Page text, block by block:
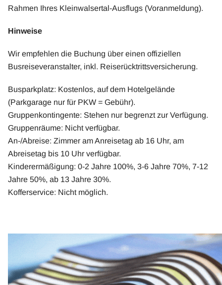
Rahmen Ihres Kleinwalsertal-Ausflugs (Voranmeldung).
Hinweise
Wir empfehlen die Buchung über einen offiziellen
Busreiseveranstalter, inkl. Reiserücktrittsversicherung.
Busparkplatz: Kostenlos, auf dem Hotelgelände
(Parkgarage nur für PKW = Gebühr).
Gruppenkontingente: Stehen nur begrenzt zur Verfügung.
Gruppenräume: Nicht verfügbar.
An-/Abreise: Zimmer am Anreisetag ab 16 Uhr, am
Abreisetag bis 10 Uhr verfügbar.
Kinderermäßigung: 0-2 Jahre 100%, 3-6 Jahre 70%, 7-12
Jahre 50%, ab 13 Jahre 30%.
Kofferservice: Nicht möglich.